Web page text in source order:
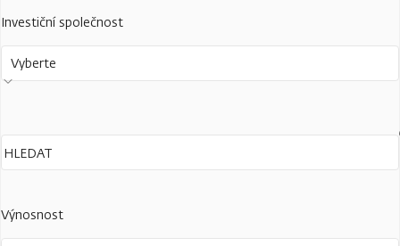
Investiční společnost
Vyberte
Výnosnost